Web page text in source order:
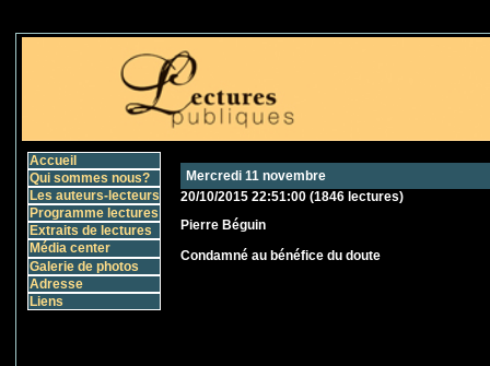
Accueil
Qui sommes nous?
Les auteurs-lecteurs
Programme lectures
Extraits de lectures
Média center
Galerie de photos
Adresse
Liens
Mercredi 11 novembre
20/10/2015 22:51:00 (1846 lectures)
Pierre Béguin
Condamné au bénéfice du doute